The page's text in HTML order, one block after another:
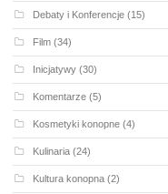
Debaty i Konferencje (15)
Film (34)
Inicjatywy (30)
Komentarze (5)
Kosmetyki konopne (4)
Kulinaria (24)
Kultura konopna (2)